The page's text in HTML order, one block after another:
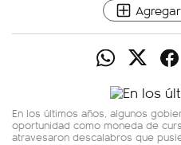
En los últimos años, algunos
oportunidad como moneda de
atravesaron descalabros que